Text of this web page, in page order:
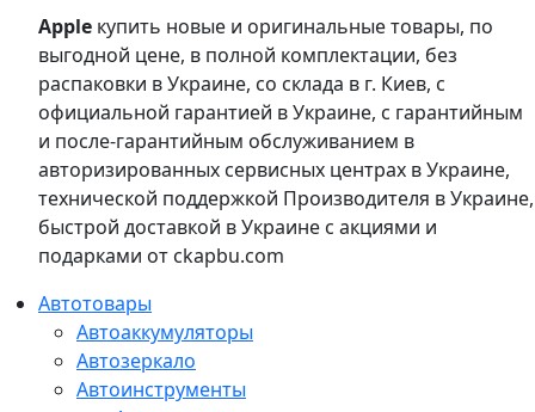
Apple купить новые и оригинальные товары, по
выгодной цене, в полной комплектации, без
распаковки в Украине, со склада в г. Киев, с
официальной гарантией в Украине, с гарантийным
и после-гарантийным обслуживанием в
авторизированных сервисных центрах в Украине,
технической поддержкой Производителя в Украине,
быстрой доставкой в Украине с акциями и
подарками от ckapbu.com
Автотовары
Автоаккумуляторы
Автозеркало
Автоинструменты